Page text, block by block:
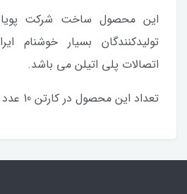
این محصول ساخت شرکت
تولیدکنندگان بسیار خوشنام
اتصالات پلی اتیلن می باشد.
تعداد این محصول در کارتن 10 عدد است .